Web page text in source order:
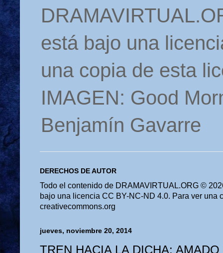
está bajo una
una copia de esta
IMAGEN: Good
Benjamín Gavarre
DERECHOS DE AUTOR
Todo el contenido de DRAMAVIRTUAL.ORG ©
bajo una licencia CC BY-NC-ND 4.0. Para ver una
creativecommons.org
jueves, noviembre 20, 2014
TREN HACIA LA DICHA: